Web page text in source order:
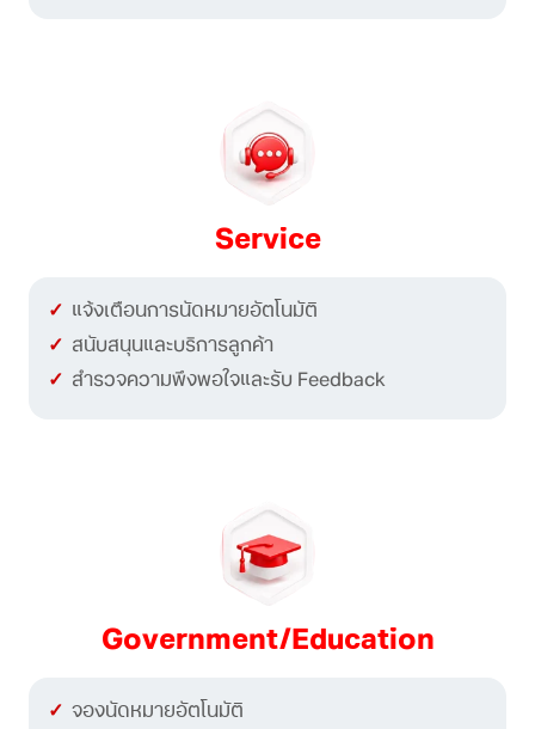
Service
แจ้งเตือนการนัดหมายอัตโนมัติ
สนับสนุนและบริการลูกค้า
สำรวจความพึงพอใจและรับ Feedback
Government/Education
จองนัดหมายอัตโนมัติ